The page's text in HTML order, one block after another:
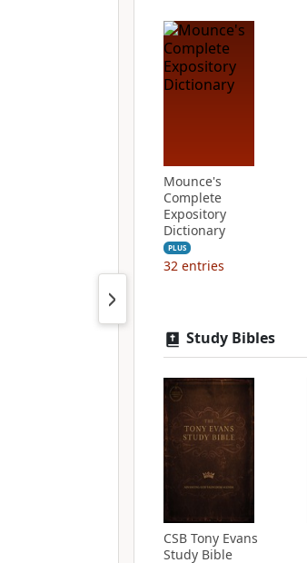
Mounce's
Complete
Expository
Dictionary
PLUS
32 entries
Study Bibles
CSB Tony Evans
Study Bible